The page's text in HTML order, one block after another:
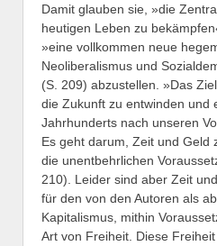
Damit glauben sie, »die
heutigen Leben zu
»eine vollkommen neue
Neoliberalismus und
(S. 209) abzustellen. »Das
die Zukunft zu entwinden und
Jahrhunderts nach unseren
Es geht darum, Zeit und Geld
die unentbehrlichen
210). Leider sind aber Zeit
für den von den Autoren als
Kapitalismus, mithin
Art von Freiheit. Diese